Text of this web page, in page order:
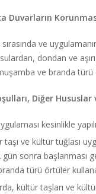
Duvarların
ve
dondan ve
ve branda
Diğer Hususlar
kesinlikle
taşı ve kültür tuğlası
sonra başlanması
türü örtüler
kültür taşları ve